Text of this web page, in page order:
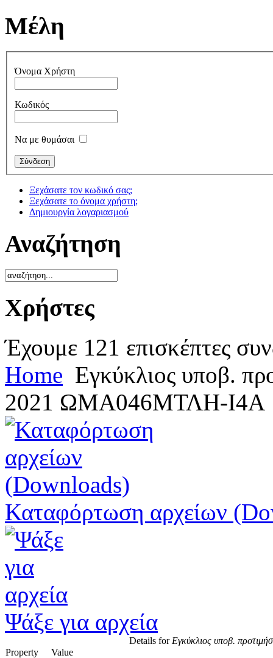
Μέλη
Όνομα Χρήστη
Κωδικός
Να με θυμάσαι
Ξεχάσατε τον κωδικό σας;
Ξεχάσατε το όνομα χρήστη;
Δημιουργία λογαριασμού
Αναζήτηση
Χρήστες
Έχουμε 121 επισκέπτες
Home Εγκύκλιος υποβ.
2021 ΩΜΑ046ΜΤΛΗ-Ι4Α
Καταφόρτωση αρχείων
Ψάξε για αρχεία
Details forΕγκύκλιος υποβ.
Property
Value